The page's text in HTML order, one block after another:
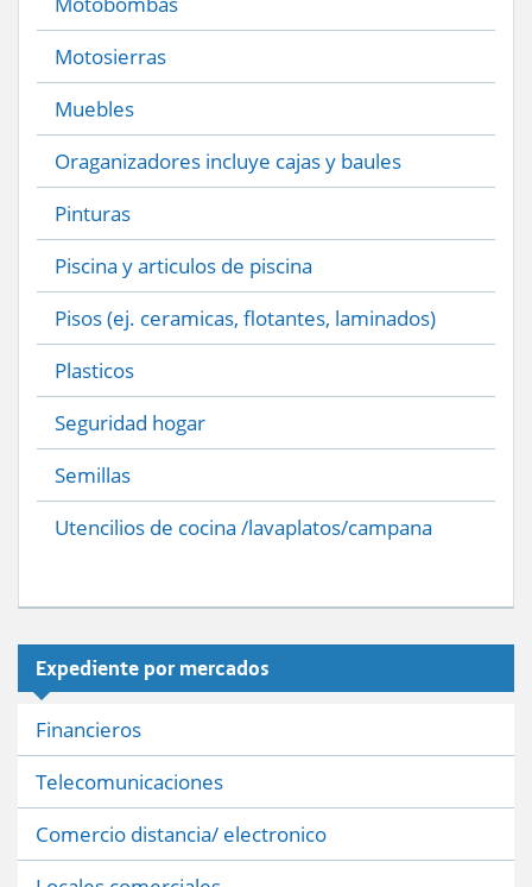
Motosierras
Muebles
Oraganizadores incluye cajas y baules
Pinturas
Piscina y articulos de piscina
Pisos (ej. ceramicas, flotantes, laminados)
Plasticos
Seguridad hogar
Semillas
Utencilios de cocina /lavaplatos/campana
Expediente por mercados
Financieros
Telecomunicaciones
Comercio distancia/ electronico